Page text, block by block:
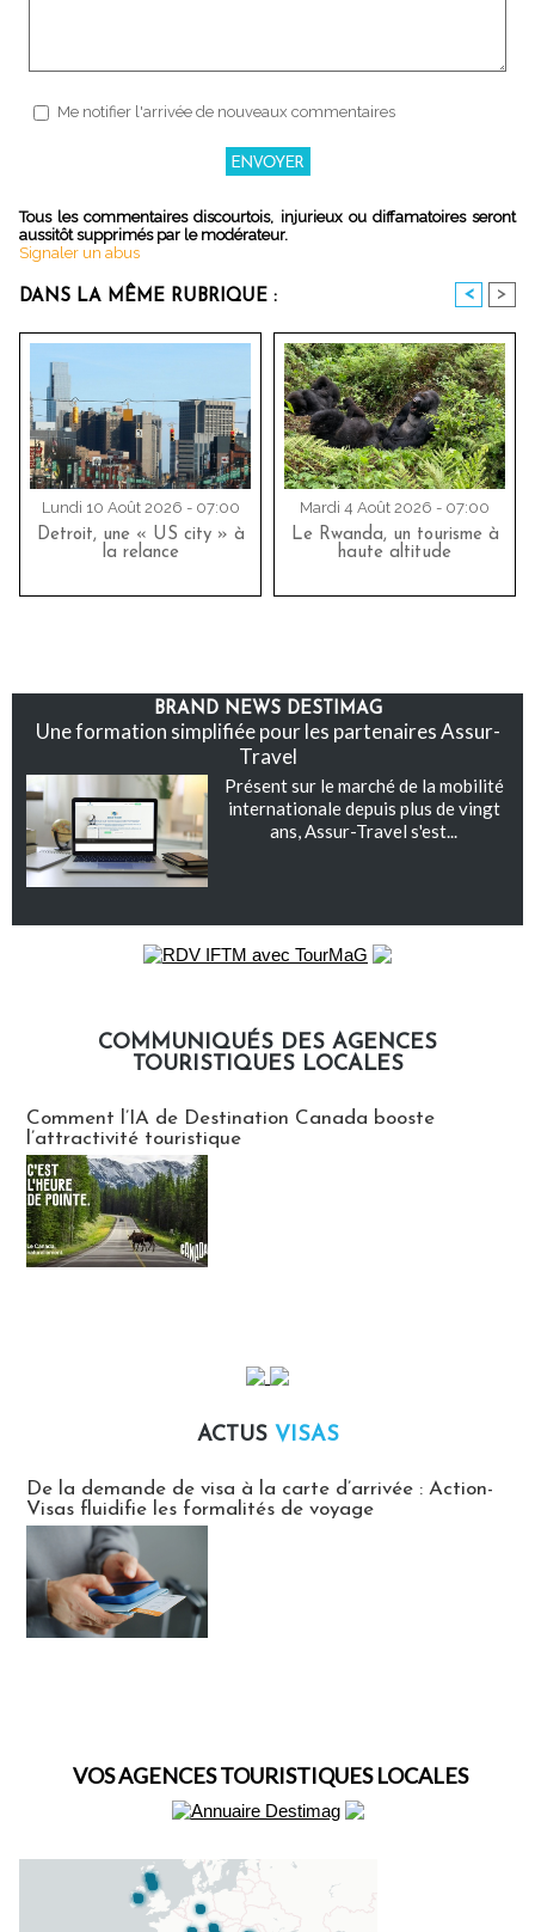
Me notifier l'arrivée de nouveaux commentaires
Tous les commentaires discourtois, injurieux ou diffamatoires seront
aussitôt supprimés par le modérateur.
Signaler un abus
DANS LA MÊME RUBRIQUE : < >
Lundi 10 Août 2026 - 07:00
Detroit, une « US city » à
la relance
Mardi 4 Août 2026 - 07:00
Le Rwanda, un tourisme à
haute altitude
BRAND NEWS DESTIMAG
Une formation simplifiée pour les partenaires Assur-
Travel
Présent sur le marché de la mobilité
internationale depuis plus de vingt
ans, Assur-Travel s'est...
COMMUNIQUÉS DES AGENCES
TOURISTIQUES LOCALES
Comment l’IA de Destination Canada booste
l’attractivité touristique
ACTUS VISAS
De la demande de visa à la carte d’arrivée : Action-
Visas fluidifie les formalités de voyage
VOS AGENCES TOURISTIQUES LOCALES